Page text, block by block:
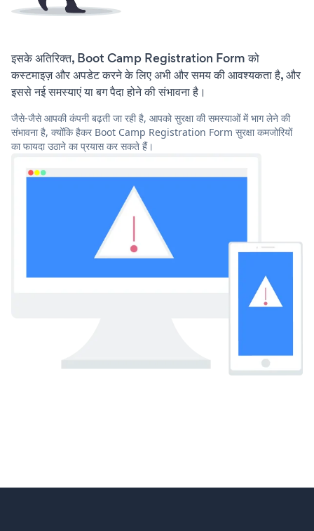
इसके अतिरिक्त, Boot Camp Registration Form को
कस्टमाइज़ और अपडेट करने के लिए अभी और समय की आवश्यकता है, और
इससे नई समस्याएं या बग पैदा होने की संभावना है।
जैसे-जैसे आपकी कंपनी बढ़ती जा रही है, आपको सुरक्षा की समस्याओं में भाग लेने की
संभावना है, क्योंकि हैकर Boot Camp Registration Form सुरक्षा कमजोरियों
का फायदा उठाने का प्रयास कर सकते हैं।